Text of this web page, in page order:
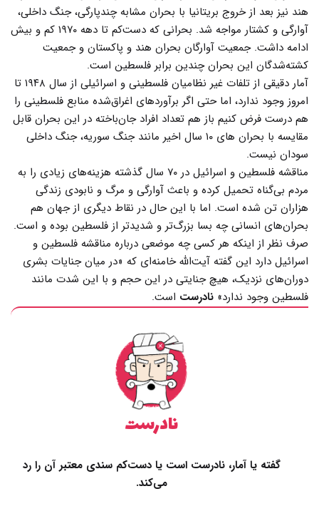
هند نیز بعد از خروج بریتانیا با بحران مشابه چندپارگی، جنگ داخلی،
آوارگی و کشتار مواجه شد. بحرانی که دست‌کم تا دهه ۱۹۷۰ کم و بیش
ادامه داشت. جمعیت آوارگان بحران هند و پاکستان و جمعیت
کشته‌شدگان این بحران چندین برابر فلسطین است.
آمار دقیقی از تلفات غیر نظامیان فلسطینی و اسرائیلی از سال ۱۹۴۸ تا
امروز وجود ندارد، اما حتی اگر برآوردهای اغراق‌شده منابع فلسطینی را
هم درست فرض کنیم باز هم تعداد افراد جان‌باخته در این بحران قابل
مقایسه با بحران های ۱۰ سال اخیر مانند جنگ سوریه، جنگ داخلی
سودان‌ نیست.
مناقشه فلسطین و اسرائیل در ۷۰ سال گذشته هزینه‌های زیادی را به
مردم بی‌گناه تحمیل کرده و باعث آوارگی و مرگ و نابودی زندگی
هزاران تن شده است. اما با این حال در نقاط دیگری از جهان هم
بحران‌های انسانی چه بسا بزرگ‌تر و شدیدتر از فلسطین بوده و است.
صرف نظر از اینکه هر کسی چه موضعی درباره مناقشه فلسطین و
اسرائیل دارد این گفته آیت‌الله خامنه‌ای که «در میان جنایات بشری
دوران‌های نزدیک، هیچ جنایتی در این حجم و با این شدت مانند
فلسطین وجود ندارد» نادرست است.
نادرست
گفته یا آمار، نادرست است یا دست‌کم سندی معتبر آن را رد
می‌کند.